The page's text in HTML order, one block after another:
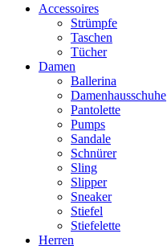
Accessoires
Strümpfe
Taschen
Tücher
Damen
Ballerina
Damenhausschuhe
Pantolette
Pumps
Sandale
Schnürer
Sling
Slipper
Sneaker
Stiefel
Stiefelette
Herren